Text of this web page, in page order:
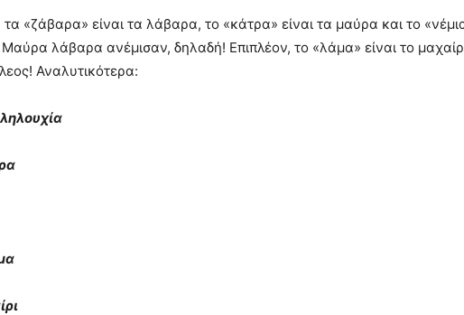
«ζάβαρα» είναι τα λάβαρα, το «κάτρα» είναι τα μαύρα και το
Μαύρα λάβαρα ανέμισαν, δηλαδή! Επιπλέον, το «λάμα» είναι το
Αναλυτικότερα: